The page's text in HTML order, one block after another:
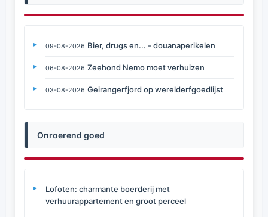
09-08-2026 Bier, drugs en... - douanaperikelen
06-08-2026 Zeehond Nemo moet verhuizen
03-08-2026 Geirangerfjord op werelderfgoedlijst
Onroerend goed
Lofoten: charmante boerderij met
verhuurappartement en groot perceel